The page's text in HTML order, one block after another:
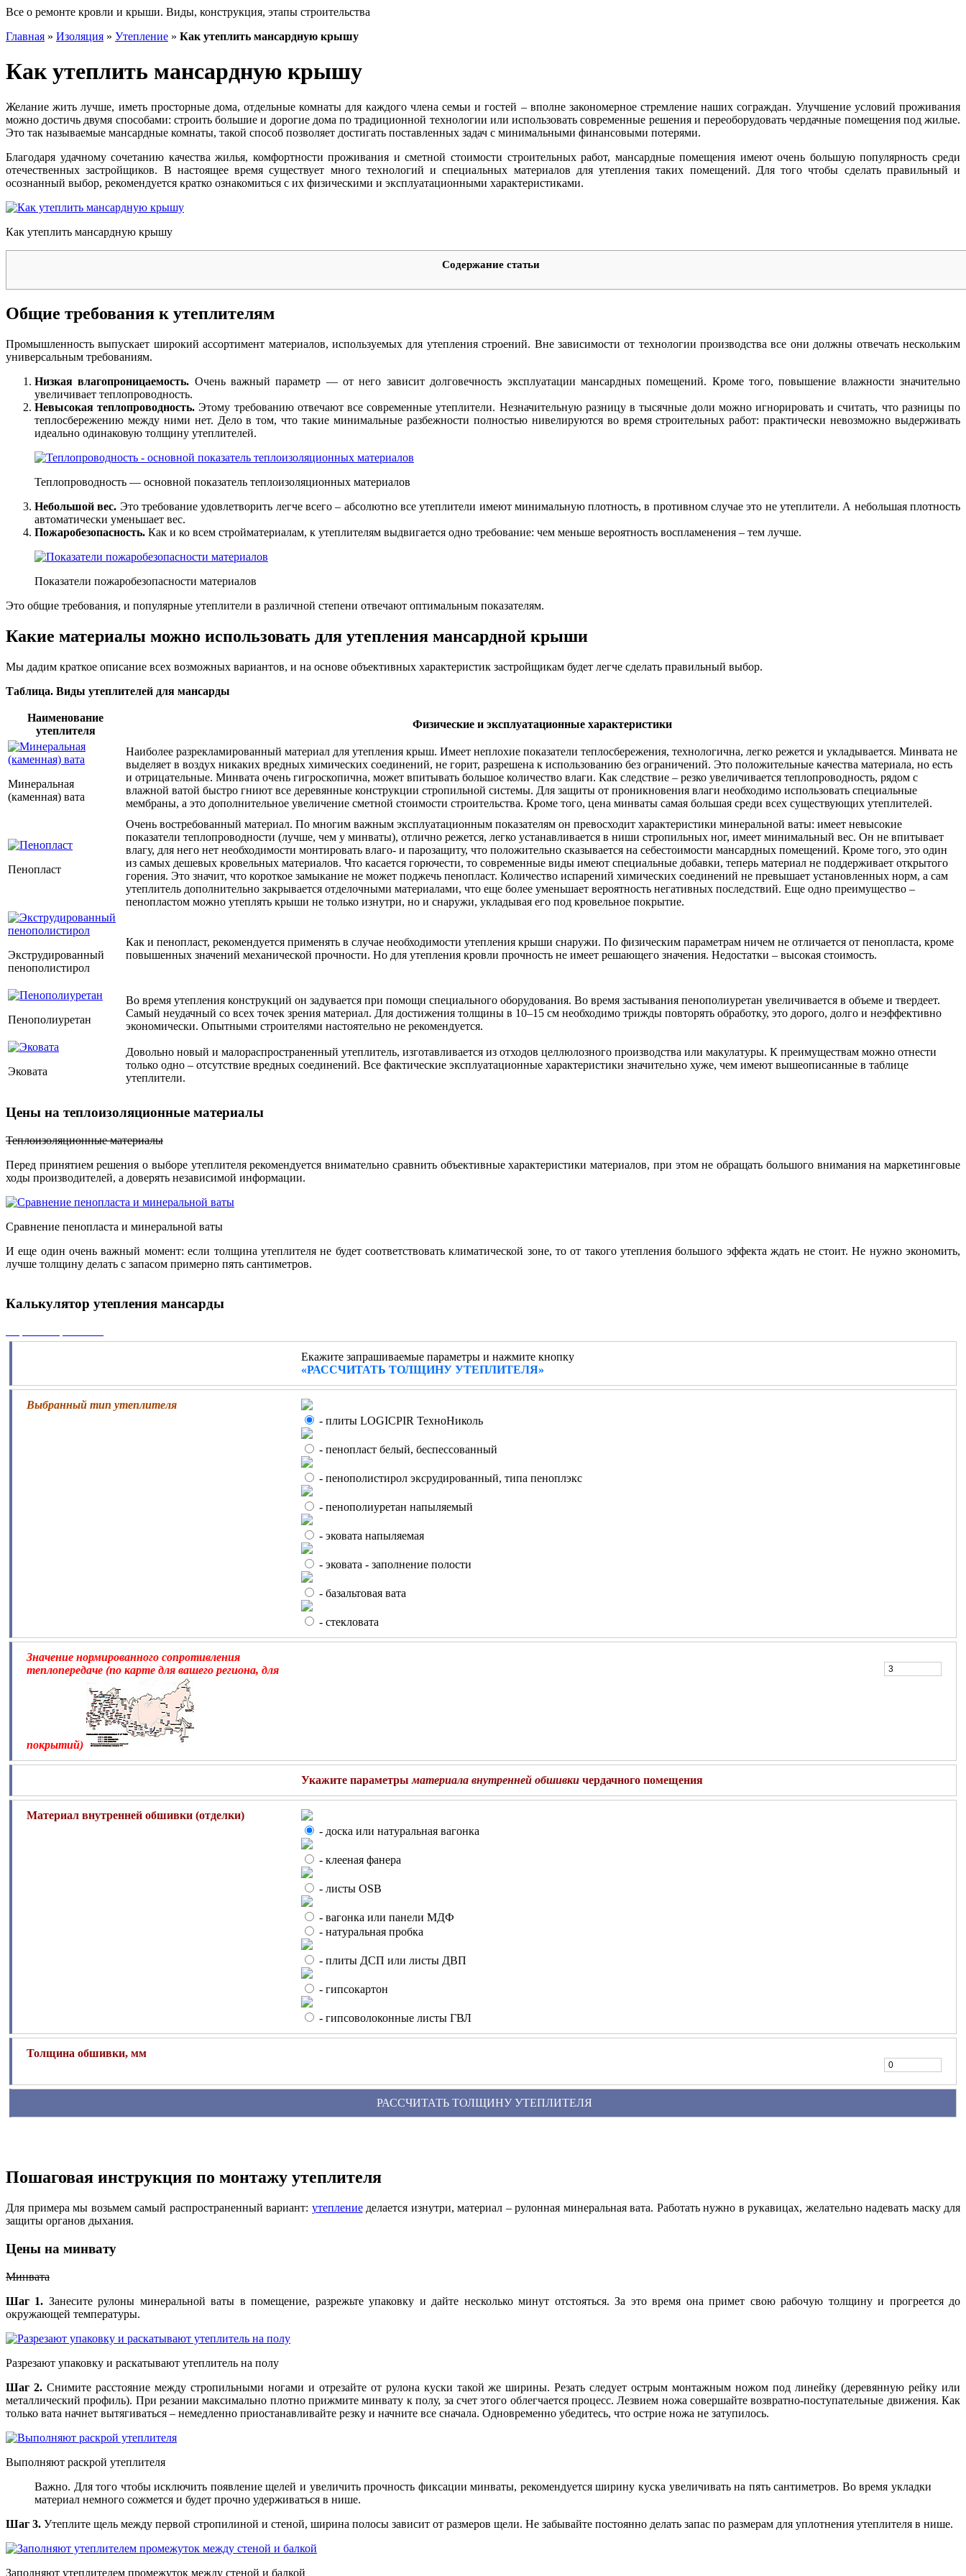
Все о ремонте кровли и крыши. Виды, конструкция, этапы строительства
Главная » Изоляция » Утепление » Как утеплить мансардную крышу
Как утеплить мансардную крышу
Желание жить лучше, иметь просторные дома, отдельные комнаты для каждого члена семьи и гостей – вполне закономерное стремление наших сограждан. Улучшение условий проживания
можно достичь двумя способами: строить большие и дорогие дома по традиционной технологии или использовать современные решения и переоборудовать чердачные помещения под жилые.
Это так называемые мансардные комнаты, такой способ позволяет достигать поставленных задач с минимальными финансовыми потерями.
Благодаря удачному сочетанию качества жилья, комфортности проживания и сметной стоимости строительных работ, мансардные помещения имеют очень большую популярность среди
отечественных застройщиков. В настоящее время существует много технологий и специальных материалов для утепления таких помещений. Для того чтобы сделать правильный и
осознанный выбор, рекомендуется кратко ознакомиться с их физическими и эксплуатационными характеристиками.
Как утеплить мансардную крышу
Содержание статьи
Общие требования к утеплителям
Промышленность выпускает широкий ассортимент материалов, используемых для утепления строений. Вне зависимости от технологии производства все они должны отвечать нескольким
универсальным требованиям.
Низкая влагопроницаемость. Очень важный параметр — от него зависит долговечность эксплуатации мансардных помещений. Кроме того, повышение влажности значительно
увеличивает теплопроводность.
Невысокая теплопроводность. Этому требованию отвечают все современные утеплители. Незначительную разницу в тысячные доли можно игнорировать и считать, что разницы по
теплосбережению между ними нет. Дело в том, что такие минимальные разбежности полностью нивелируются во время строительных работ: практически невозможно выдерживать
идеально одинаковую толщину утеплителей.
Теплопроводность — основной показатель теплоизоляционных материалов
Небольшой вес. Это требование удовлетворить легче всего – абсолютно все утеплители имеют минимальную плотность, в противном случае это не утеплители. А небольшая плотность
автоматически уменьшает вес.
Пожаробезопасность. Как и ко всем стройматериалам, к утеплителям выдвигается одно требование: чем меньше вероятность воспламенения – тем лучше.
Показатели пожаробезопасности материалов
Это общие требования, и популярные утеплители в различной степени отвечают оптимальным показателям.
Какие материалы можно использовать для утепления мансардной крыши
Мы дадим краткое описание всех возможных вариантов, и на основе объективных характеристик застройщикам будет легче сделать правильный выбор.
Таблица. Виды утеплителей для мансарды
Наименование
утеплителя
Физические и эксплуатационные характеристики
Минеральная
(каменная) вата
Наиболее разрекламированный материал для утепления крыш. Имеет неплохие показатели теплосбережения, технологична, легко режется и укладывается. Минвата не
выделяет в воздух никаких вредных химических соединений, не горит, разрешена к использованию без ограничений. Это положительные качества материала, но есть
и отрицательные. Минвата очень гигроскопична, может впитывать большое количество влаги. Как следствие – резко увеличивается теплопроводность, рядом с
влажной ватой быстро гниют все деревянные конструкции стропильной системы. Для защиты от проникновения влаги необходимо использовать специальные
мембраны, а это дополнительное увеличение сметной стоимости строительства. Кроме того, цена минваты самая большая среди всех существующих утеплителей.
Пенопласт
Очень востребованный материал. По многим важным эксплуатационным показателям он превосходит характеристики минеральной ваты: имеет невысокие
показатели теплопроводности (лучше, чем у минваты), отлично режется, легко устанавливается в ниши стропильных ног, имеет минимальный вес. Он не впитывает
влагу, для него нет необходимости монтировать влаго- и парозащиту, что положительно сказывается на себестоимости мансардных помещений. Кроме того, это один
из самых дешевых кровельных материалов. Что касается горючести, то современные виды имеют специальные добавки, теперь материал не поддерживает открытого
горения. Это значит, что короткое замыкание не может поджечь пенопласт. Количество испарений химических соединений не превышает установленных норм, а сам
утеплитель дополнительно закрывается отделочными материалами, что еще более уменьшает вероятность негативных последствий. Еще одно преимущество –
пенопластом можно утеплять крыши не только изнутри, но и снаружи, укладывая его под кровельное покрытие.
Экструдированный
пенополистирол
Как и пенопласт, рекомендуется применять в случае необходимости утепления крыши снаружи. По физическим параметрам ничем не отличается от пенопласта, кроме
повышенных значений механической прочности. Но для утепления кровли прочность не имеет решающего значения. Недостатки – высокая стоимость.
Пенополиуретан
Во время утепления конструкций он задувается при помощи специального оборудования. Во время застывания пенополиуретан увеличивается в объеме и твердеет.
Самый неудачный со всех точек зрения материал. Для достижения толщины в 10–15 см необходимо трижды повторять обработку, это дорого, долго и неэффективно
экономически. Опытными строителями настоятельно не рекомендуется.
Эковата
Довольно новый и малораспространенный утеплитель, изготавливается из отходов целлюлозного производства или макулатуры. К преимуществам можно отнести
только одно – отсутствие вредных соединений. Все фактические эксплуатационные характеристики значительно хуже, чем имеют вышеописанные в таблице
утеплители.
Цены на теплоизоляционные материалы
Теплоизоляционные материалы
Перед принятием решения о выборе утеплителя рекомендуется внимательно сравнить объективные характеристики материалов, при этом не обращать большого внимания на маркетинговые
ходы производителей, а доверять независимой информации.
Сравнение пенопласта и минеральной ваты
И еще один очень важный момент: если толщина утеплителя не будет соответствовать климатической зоне, то от такого утепления большого эффекта ждать не стоит. Не нужно экономить,
лучше толщину делать с запасом примерно пять сантиметров.
Калькулятор утепления мансарды
Eкажите запрашиваемые параметры и нажмите кнопку
«РАССЧИТАТЬ ТОЛЩИНУ УТЕПЛИТЕЛЯ»
Выбранный тип утеплителя
- плиты LOGICPIR ТехноНиколь
- пенопласт белый, беспессованный
- пенополистирол эксрудированный, типа пеноплэкс
- пенополиуретан напыляемый
- эковата напыляемая
- эковата - заполнение полости
- базальтовая вата
- стекловата
Значение нормированного сопротивления
теплопередаче (по карте для вашего региона, для
покрытий)
Укажите параметрыматериала внутренней обшивкичердачного помещения
Материал внутренней обшивки (отделки)
- доска или натуральная вагонка
- клееная фанера
- листы OSB
- вагонка или панели МДФ
- натуральная пробка
- плиты ДСП или листы ДВП
- гипсокартон
- гипсоволоконные листы ГВЛ
Толщина обшивки, мм
Пошаговая инструкция по монтажу утеплителя
Для примера мы возьмем самый распространенный вариант: утеплениеделается изнутри, материал – рулонная минеральная вата. Работать нужно в рукавицах, желательно надевать маску для
защиты органов дыхания.
Цены на минвату
Минвата
Шаг 1. Занесите рулоны минеральной ваты в помещение, разрежьте упаковку и дайте несколько минут отстояться. За это время она примет свою рабочую толщину и прогреется до
окружающей температуры.
Разрезают упаковку и раскатывают утеплитель на полу
Шаг 2.Снимите расстояние между стропильными ногами и отрезайте от рулона куски такой же ширины. Резать следует острым монтажным ножом под линейку (деревянную рейку или
металлический профиль). При резании максимально плотно прижмите минвату к полу, за счет этого облегчается процесс. Лезвием ножа совершайте возвратно-поступательные движения. Как
только вата начнет вытягиваться – немедленно приостанавливайте резку и начните все сначала. Одновременно убедитесь, что острие ножа не затупилось.
Выполняют раскрой утеплителя
Важно. Для того чтобы исключить появление щелей и увеличить прочность фиксации минваты, рекомендуется ширину куска увеличивать на пять сантиметров. Во время укладки
материал немного сожмется и будет прочно удерживаться в нише.
Шаг 3. Утеплите щель между первой стропилиной и стеной, ширина полосы зависит от размеров щели. Не забывайте постоянно делать запас по размерам для уплотнения утеплителя в нише.
Заполняют утеплителем промежуток между стеной и балкой